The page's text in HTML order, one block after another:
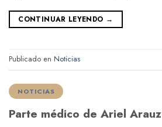
CONTINUAR LEYENDO →
Publicado en Noticias
NOTICIAS
Parte médico de Ariel Arauz